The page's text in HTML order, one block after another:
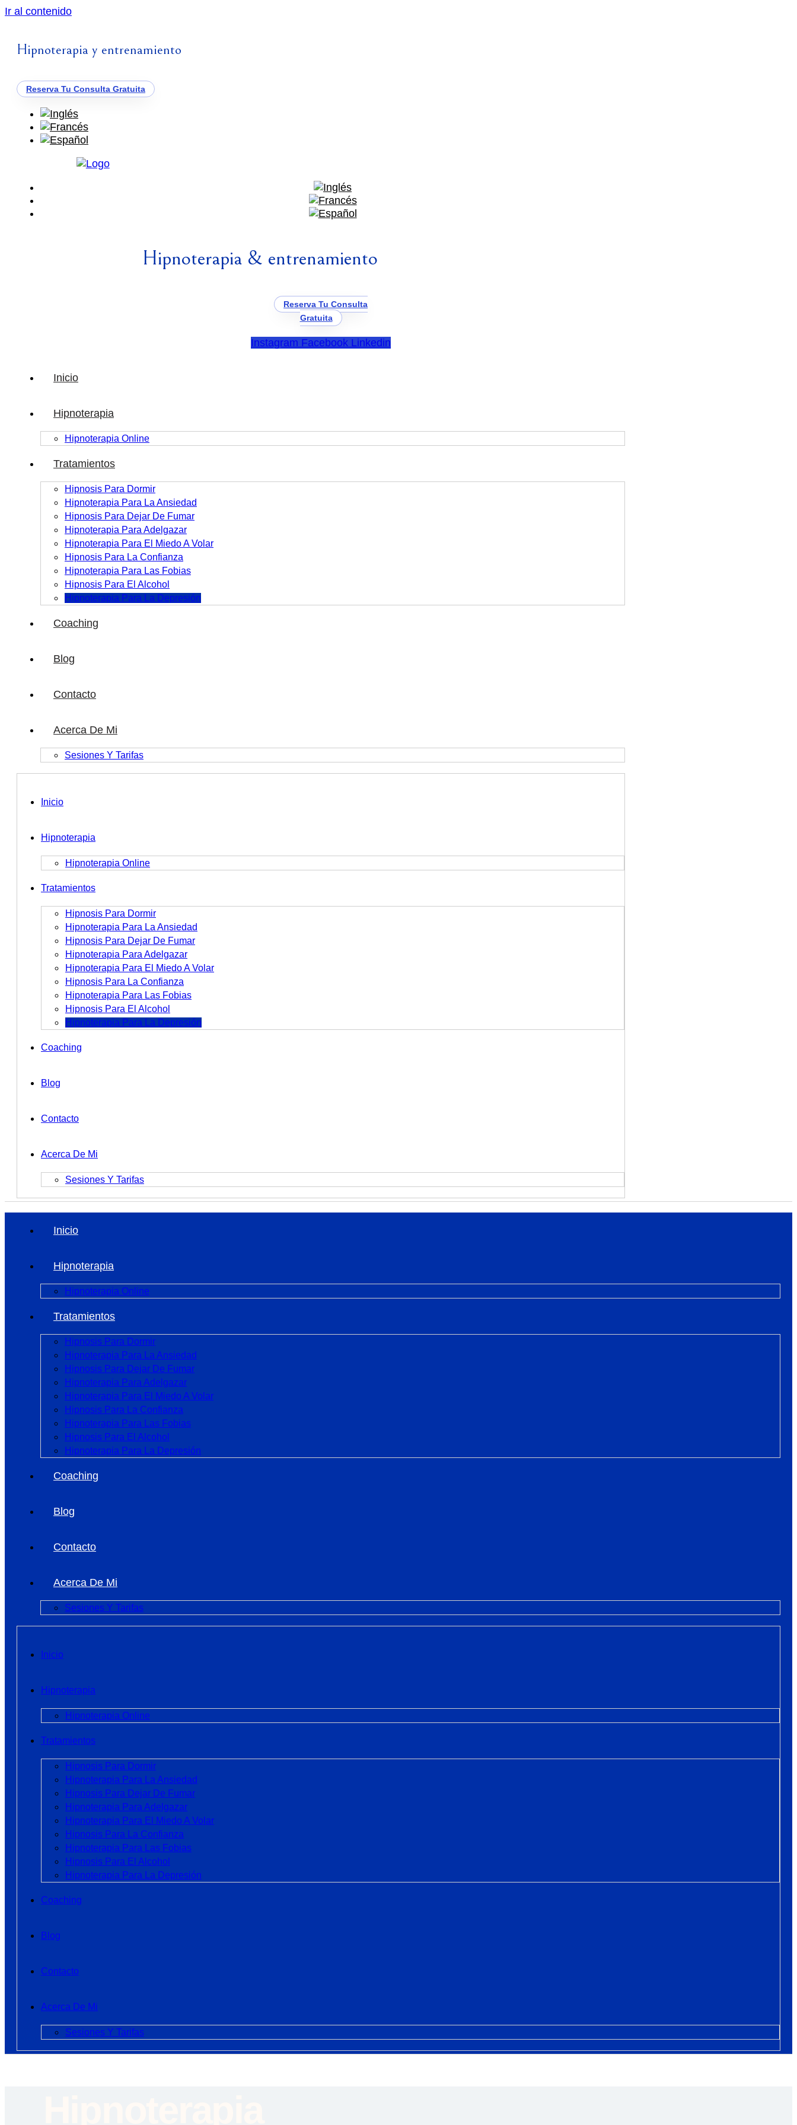
Ir al contenido
Hipnoterapia y entrenamiento
Reserva Tu Consulta Gratuita
Hipnoterapia & entrenamiento
Reserva Tu Consulta
Gratuita
Instagram Facebook Linkedin
Inicio
Hipnoterapia
Hipnoterapia Online
Tratamientos
Hipnosis Para Dormir
Hipnoterapia Para La Ansiedad
Hipnosis Para Dejar De Fumar
Hipnoterapia Para Adelgazar
Hipnoterapia Para El Miedo A Volar
Hipnosis Para La Confianza
Hipnoterapia Para Las Fobias
Hipnosis Para El Alcohol
Hipnoterapia Para La Depresión
Coaching
Blog
Contacto
Acerca De Mi
Sesiones Y Tarifas
Inicio
Hipnoterapia
Hipnoterapia Online
Tratamientos
Hipnosis Para Dormir
Hipnoterapia Para La Ansiedad
Hipnosis Para Dejar De Fumar
Hipnoterapia Para Adelgazar
Hipnoterapia Para El Miedo A Volar
Hipnosis Para La Confianza
Hipnoterapia Para Las Fobias
Hipnosis Para El Alcohol
Hipnoterapia Para La Depresión
Coaching
Blog
Contacto
Acerca De Mi
Sesiones Y Tarifas
Inicio
Hipnoterapia
Hipnoterapia Online
Tratamientos
Hipnosis Para Dormir
Hipnoterapia Para La Ansiedad
Hipnosis Para Dejar De Fumar
Hipnoterapia Para Adelgazar
Hipnoterapia Para El Miedo A Volar
Hipnosis Para La Confianza
Hipnoterapia Para Las Fobias
Hipnosis Para El Alcohol
Hipnoterapia Para La Depresión
Coaching
Blog
Contacto
Acerca De Mi
Sesiones Y Tarifas
Inicio
Hipnoterapia
Hipnoterapia Online
Tratamientos
Hipnosis Para Dormir
Hipnoterapia Para La Ansiedad
Hipnosis Para Dejar De Fumar
Hipnoterapia Para Adelgazar
Hipnoterapia Para El Miedo A Volar
Hipnosis Para La Confianza
Hipnoterapia Para Las Fobias
Hipnosis Para El Alcohol
Hipnoterapia Para La Depresión
Coaching
Blog
Contacto
Acerca De Mi
Sesiones Y Tarifas